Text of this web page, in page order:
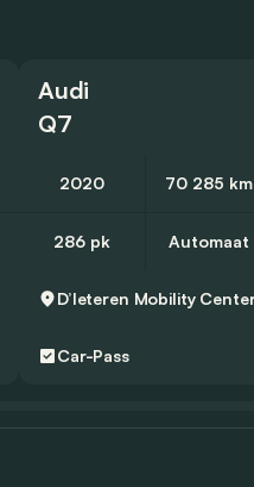
Audi
Q7
2020 70 285 km
286 pk Automaat
Car-Pass